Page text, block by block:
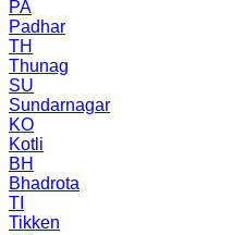
PA
Padhar
TH
Thunag
SU
Sundarnagar
KO
Kotli
BH
Bhadrota
TI
Tikken